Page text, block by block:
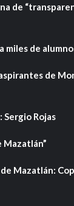
de
miles de
de
Rojas
Mazatlán”
Mazatlán: